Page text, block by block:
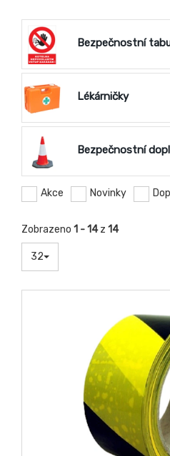
Bezpečnostní
Lékárničky
Bezpečnostní
Akce Novinky
Zobrazeno 1 - 14z 14
32